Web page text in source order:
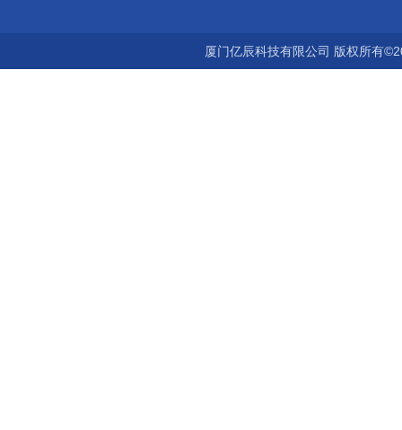
厦门亿辰科技有限公司 版权所有